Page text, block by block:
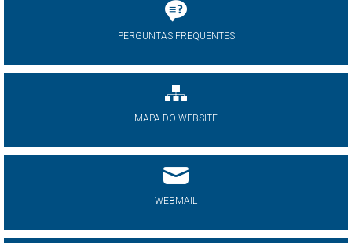
PERGUNTAS FREQUENTES
MAPA DO WEBSITE
WEBMAIL